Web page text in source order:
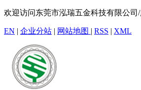
欢迎访问东莞市泓瑞五金科技有限公
EN | 企业分站 | 网站地图 | RSS | XML